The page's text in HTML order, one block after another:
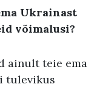
Ukrainast
võimalusi?
ainult teie ema
tulevikus